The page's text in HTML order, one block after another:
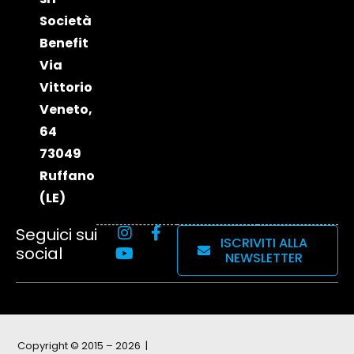
Società
Benefit
Via
Vittorio
Veneto,
64
73049
Ruffano
(LE)
Seguici sui
social
ISCRIVITI ALLA
NEWSLETTER
Copyright © 2015 – 2026